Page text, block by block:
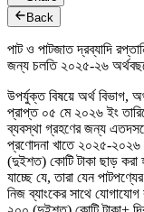
Back
পাট ও পাটজাত দ্রব্যাদি
জন্য চলতি ২০২৫-২৬
উপর্যুক্ত বিষয়ে অর্থ বিভাগ,
প্রাপ্ত ০৫ মে ২০২৬ ইং
ব্যবস্থা গ্রহণের জন্য
প্রণোদনা খাতে ২০২৫-২০২৬
(দুইশত) কোটি টাকা ছাড় করা
যাচ্ছে যে, তারা যেন
নিজ ব্যাংকের সাথে